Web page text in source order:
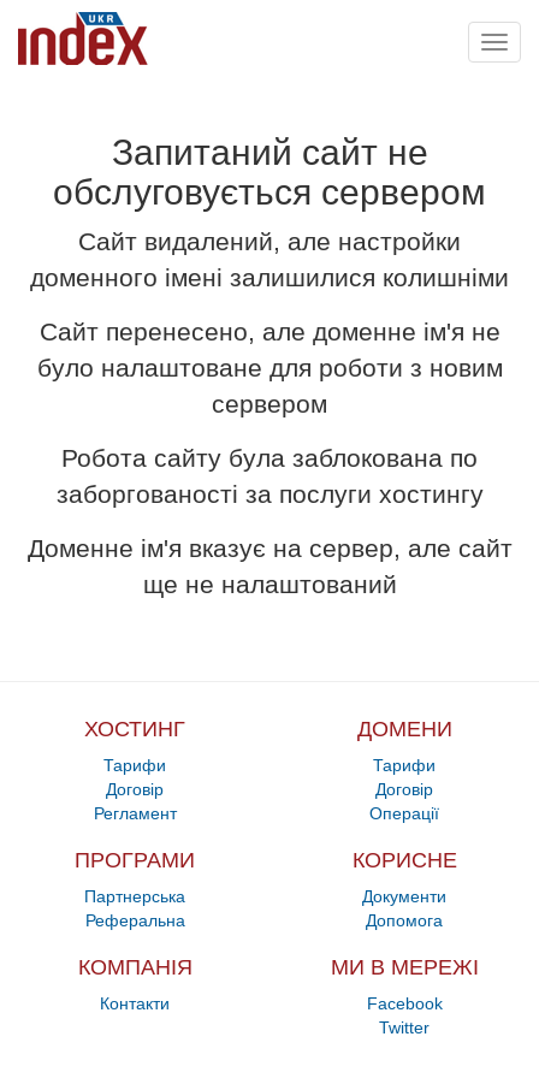
Запитаний сайт не
обслуговується сервером
Сайт видалений, але настройки
доменного імені залишилися колишніми
Сайт перенесено, але доменне ім'я не
було налаштоване для роботи з новим
сервером
Робота сайту була заблокована по
заборгованості за послуги хостингу
Доменне ім'я вказує на сервер, але сайт
ще не налаштований
ХОСТИНГ
Тарифи
Договір
Регламент
ДОМЕНИ
Тарифи
Договір
Операції
ПРОГРАМИ
Партнерська
Реферальна
КОРИСНЕ
Документи
Допомога
КОМПАНІЯ
Контакти
МИ В МЕРЕЖІ
Facebook
Twitter